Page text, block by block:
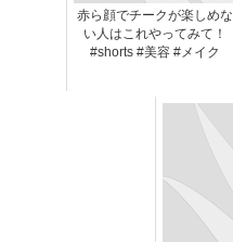
赤ら顔でチークが楽しめな
い人はこれやってみて！
#shorts #美容 #メイク